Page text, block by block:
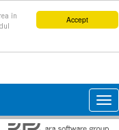
Accept
în